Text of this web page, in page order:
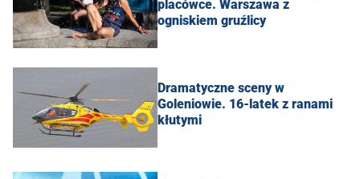
placówce. Warszawa z
ogniskiem gruźlicy
Dramatyczne sceny w
Goleniowie. 16-latek z ranami
kłutymi